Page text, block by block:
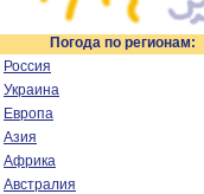
Погода по регионам:
Россия
Украина
Европа
Азия
Африка
Австралия